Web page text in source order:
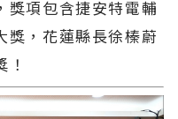
獎項包含捷安特電輔
獎，花蓮縣長徐榛蔚